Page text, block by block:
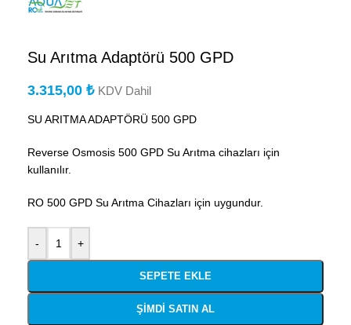
Su Arıtma Adaptörü 500 GPD
3.315,00 ₺ KDV Dahil
SU ARITMA ADAPTÖRÜ 500 GPD
Reverse Osmosis 500 GPD Su Arıtma cihazları için
kullanılır.
RO 500 GPD Su Arıtma Cihazları için uygundur.
- +
SEPETE EKLE
ŞIMDI SATIN AL